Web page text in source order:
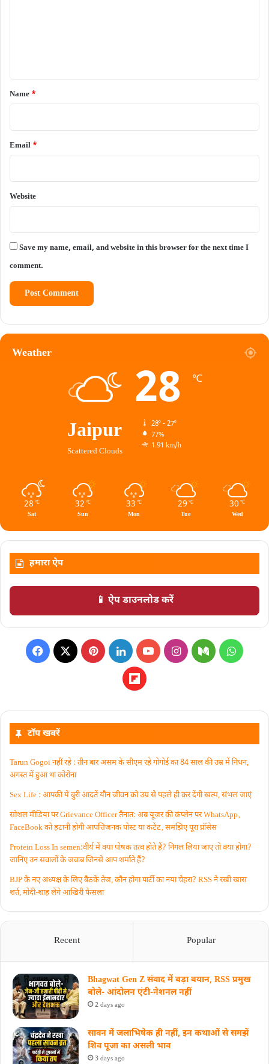
*
Name *
Email *
Website
Save my name, email, and website in this browser for the next time I
comment.
Weather
Jaipur
Scattered Clouds
28 ℃
28º - 27º
77%
1.91 km/h
28 ℃
Sat
32 ℃
Sun
33 ℃
Mon
29 ℃
Tue
30 ℃
Wed
हमारा ऐप
📱 ऐप डाउनलोड करें
टॉप खबरें
Tarun Gogoi नहीं रहे : तीन बार असम के सीएम रहे गोगोई का 84 साल की उम्र में निधन,
अगस्त में हुआ था कोरोना
Sex Life : आपकी ये बुरी आदतें याैन जीवन को उम्र से पहले ही कर देंगी खत्म, संभल जाएं
सोशल मीडिया पर Grievance Officer तैनात: अब यूजर की कंप्लेन पर WhatsApp‚
FaceBook को हटानी होगी आपत्तिजनक पोस्ट या कंटेंट‚ समझिए पूरा प्रॉसेस
Protein Loss In semen:वीर्य में क्या पोषक तत्व होते हैं? निगल लिया जाए तो क्या होगा?
जानिए उन सवालों के जवाब जिनसे आप शर्माते हैं?
BJP के नए अध्यक्ष के लिए बैठकें तेज, कौन होगा पार्टी का नया चेहरा? RSS ने रखी खास
शर्त, मोदी-शाह लेंगे आखिरी फैसला
Recent Popular
Bhagwat Gen Z संवाद में बड़ा बयान, RSS प्रमुख
बोले- आंदोलन एंटी-नेशनल नहीं
2 days ago
सावन में जलाभिषेक ही नहीं, इन कथाओं से समझें
शिव पूजा का असली भाव
3 days ago